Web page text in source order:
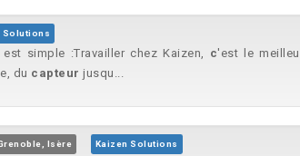
Solutions
simple :Travailler chez Kaizen, c'est le
du capteur jusqu...
Isère Kaizen Solutions